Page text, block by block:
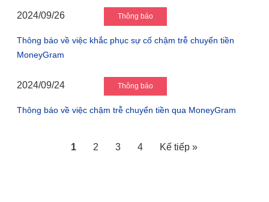
2024/09/26 Thông báo
Thông báo về việc khắc phục sự cố chậm trễ chuyển tiền
MoneyGram
2024/09/24 Thông báo
Thông báo về việc chậm trễ chuyển tiền qua MoneyGram
1 2 3 4 Kế tiếp »